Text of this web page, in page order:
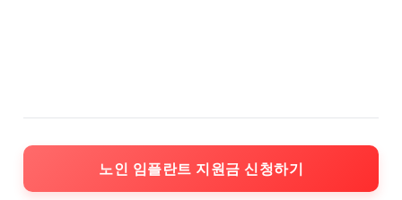
노인 임플란트 지원금 신청하기